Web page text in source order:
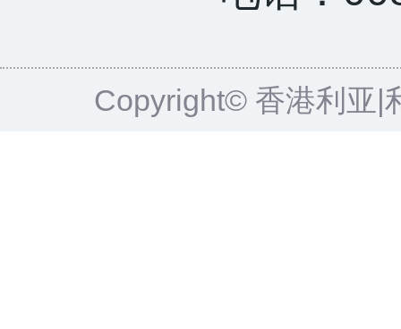
Copyright© 香港利亚|